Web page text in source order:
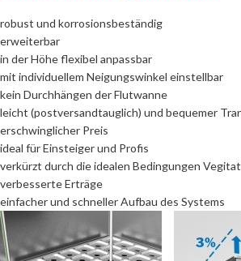
robust und korrosionsbeständig
erweiterbar
in der Höhe flexibel anpassbar
mit individuellem Neigungswinkel einstellbar
kein Durchhängen der Flutwanne
leicht (postversandtauglich) und bequemer
erschwinglicher Preis
ideal für Einsteiger und Profis
verkürzt durch die idealen Bedingungen
verbesserte Erträge
einfacher und schneller Aufbau des Systems